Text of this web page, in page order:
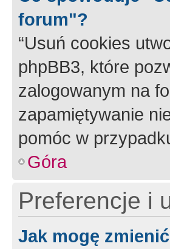
forum"?
“Usuń cookies
phpBB3, które
zalogowanym na
zapamiętywanie
pomóc w
Góra
Preferencje i
Jak mogę